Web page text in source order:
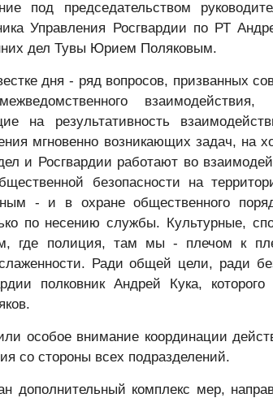
под председательством
Управления Росгвардии по РТ
дел Тувы Юрием Поляковым.
дня - ряд вопросов, призванных
на результативность
мгновенно возникающих задач, на
и Росгвардии работают во
безопасности на
- и в охране общественного
по несению службы. Культурные,
где полиция, там мы - плечом к
Ради общей цели, ради
полковник Андрей Кука,
особое внимание координации
со стороны всех подразделений.
дополнительный комплекс мер,